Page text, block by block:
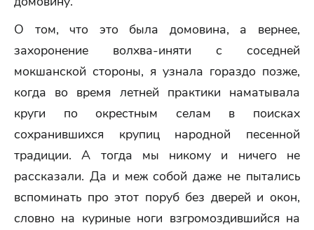
О том, что это была домовина, а вернее,
захоронение волхва-иняти с соседней
мокшанской стороны, я узнала гораздо позже,
когда во время летней практики наматывала
круги по окрестным селам в поисках
сохранившихся крупиц народной песенной
традиции. А тогда мы никому и ничего не
рассказали. Да и меж собой даже не пытались
вспоминать про этот поруб без дверей и окон,
словно на куриные ноги взгромоздившийся на